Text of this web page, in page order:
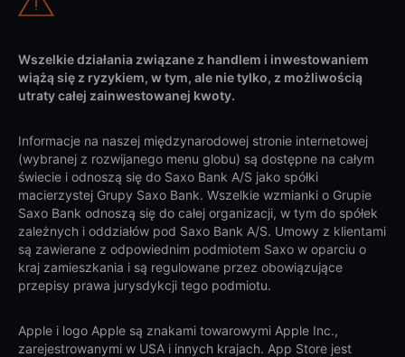
Wszelkie działania związane z handlem i inwestowaniem
wiążą się z ryzykiem, w tym, ale nie tylko, z możliwością
utraty całej zainwestowanej kwoty.
Informacje na naszej międzynarodowej stronie internetowej
(wybranej z rozwijanego menu globu) są dostępne na całym
świecie i odnoszą się do Saxo Bank A/S jako spółki
macierzystej Grupy Saxo Bank. Wszelkie wzmianki o Grupie
Saxo Bank odnoszą się do całej organizacji, w tym do spółek
zależnych i oddziałów pod Saxo Bank A/S. Umowy z klientami
są zawierane z odpowiednim podmiotem Saxo w oparciu o
kraj zamieszkania i są regulowane przez obowiązujące
przepisy prawa jurysdykcji tego podmiotu.
Apple i logo Apple są znakami towarowymi Apple Inc.,
zarejestrowanymi w USA i innych krajach. App Store jest